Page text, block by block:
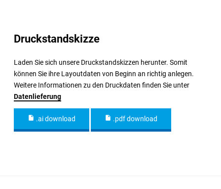
Druckstandskizze
Laden Sie sich unsere Druckstandskizzen herunter. Somit
können Sie ihre Layoutdaten von Beginn an richtig anlegen.
Weitere Informationen zu den Druckdaten finden Sie unter
Datenlieferung
.ai download .pdf download